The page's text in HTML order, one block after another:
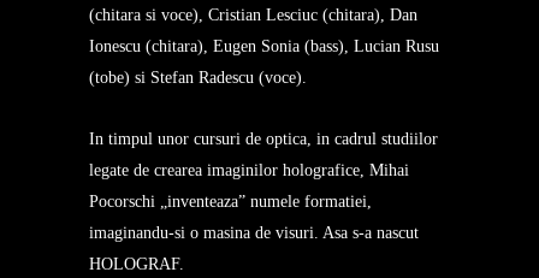
(chitara si voce), Cristian Lesciuc (chitara), Dan
Ionescu (chitara), Eugen Sonia (bass), Lucian Rusu
(tobe) si Stefan Radescu (voce).
In timpul unor cursuri de optica, in cadrul studiilor
legate de crearea imaginilor holografice, Mihai
Pocorschi „inventeaza” numele formatiei,
imaginandu-si o masina de visuri. Asa s-a nascut
HOLOGRAF.